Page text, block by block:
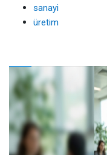
sanayi
üretim